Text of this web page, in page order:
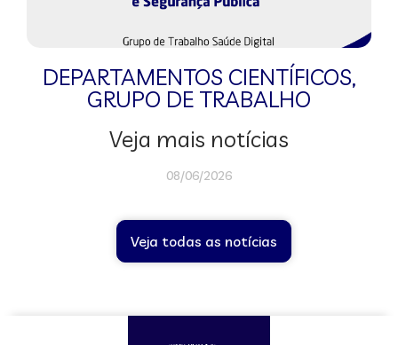
DEPARTAMENTOS CIENTÍFICOS,
GRUPO DE TRABALHO
Veja mais notícias
08/06/2026
Veja todas as notícias